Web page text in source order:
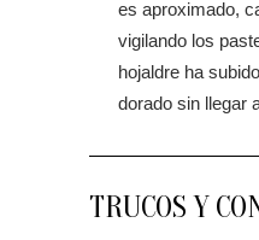
es aproximado,
vigilando los
hojaldre ha
dorado sin llegar
TRUCOS Y